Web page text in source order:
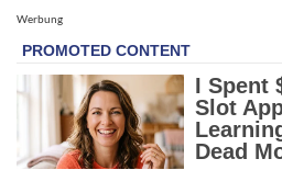
Werbung